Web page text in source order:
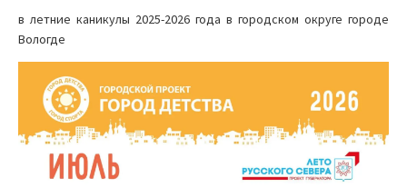
в летние каникулы 2025-2026 года в городском округе городе
Вологде